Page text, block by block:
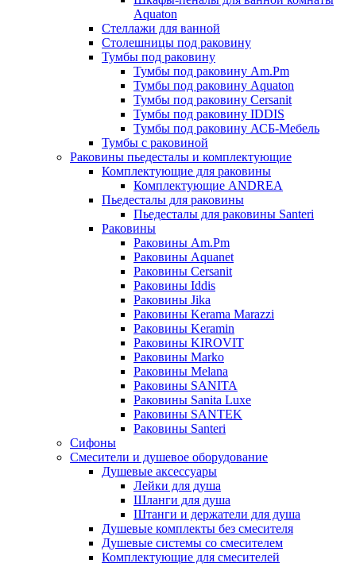
Aquaton
Стеллажи для ванной
Столешницы под раковину
Тумбы под раковину
Тумбы под раковину Am.Pm
Тумбы под раковину Aquaton
Тумбы под раковину Cersanit
Тумбы под раковину IDDIS
Тумбы под раковину АСБ-Мебель
Тумбы с раковиной
Раковины пьедесталы и комплектующие
Комплектующие для раковины
Комплектующие ANDREA
Пьедесталы для раковины
Пьедесталы для раковины Santeri
Раковины
Раковины Am.Pm
Раковины Aquanet
Раковины Cersanit
Раковины Iddis
Раковины Jika
Раковины Kerama Marazzi
Раковины Keramin
Раковины KIROVIT
Раковины Marko
Раковины Melana
Раковины SANITA
Раковины Sanita Luxe
Раковины SANTEK
Раковины Santeri
Сифоны
Смесители и душевое оборудование
Душевые аксессуары
Лейки для душа
Шланги для душа
Штанги и держатели для душа
Душевые комплекты без смесителя
Душевые системы со смесителем
Комплектующие для смесителей